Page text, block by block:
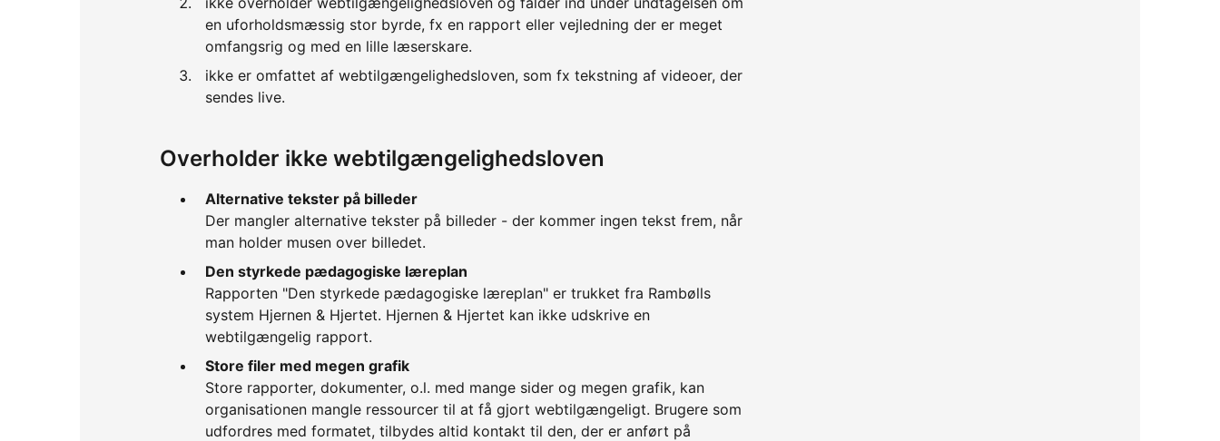
en uforholdsmæssig stor byrde, fx en rapport eller vejledning der er meget
omfangsrig og med en lille læserskare.
ikke er omfattet af webtilgængelighedsloven, som fx tekstning af videoer, der
sendes live.
Overholder ikke webtilgængelighedsloven
Alternative tekster på billeder
Der mangler alternative tekster på billeder - der kommer ingen tekst frem, når
man holder musen over billedet.
Den styrkede pædagogiske læreplan
Rapporten "Den styrkede pædagogiske læreplan" er trukket fra Rambølls
system Hjernen & Hjertet. Hjernen & Hjertet kan ikke udskrive en
webtilgængelig rapport.
Store filer med megen grafik
Store rapporter, dokumenter, o.l. med mange sider og megen grafik, kan
organisationen mangle ressourcer til at få gjort webtilgængeligt. Brugere som
udfordres med formatet, tilbydes altid kontakt til den, der er anført på